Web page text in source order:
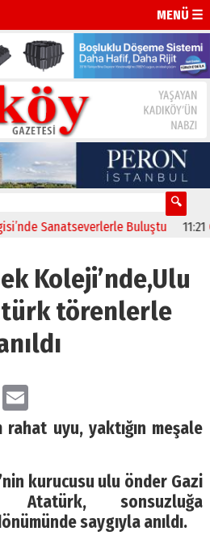
MENÜ ☰
Sanatseverlerle Buluştu 11:21 CHP
Koleji’nde,Ulu
törenlerle
Email
rahat uyu, yaktığın meşale
kurucusu ulu önder Gazi
Atatürk, sonsuzluğa
saygıyla anıldı.